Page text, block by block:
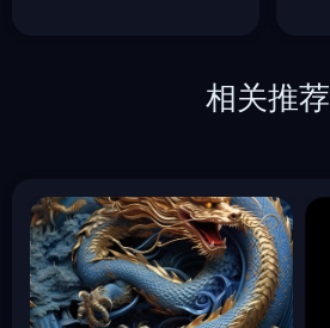
相关推荐